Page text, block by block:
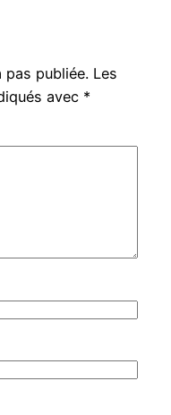
pas publiée. Les
avec *